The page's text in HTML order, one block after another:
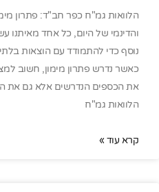
הלוואות גמ"ח כפר חב"ד: פתרון
והדינמי של היום, כל אחד מאיתנו
נוסף כדי להתמודד עם הוצאות
כאשר נדרש פתרון מימון, חשוב
את הכספים הנדרשים אלא גם את
הלוואות גמ"ח
קרא עוד »